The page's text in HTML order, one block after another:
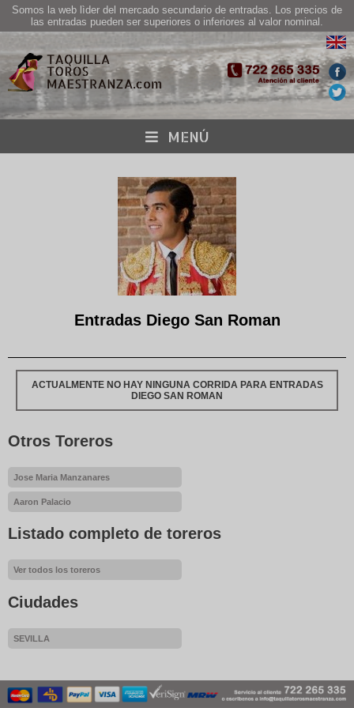
Somos la web lìder del mercado secundario de entradas. Los precios de
las entradas pueden ser superiores o inferiores al valor nominal.
MENÚ
Entradas Diego San Roman
ACTUALMENTE NO HAY NINGUNA CORRIDA PARA ENTRADAS
DIEGO SAN ROMAN
Otros Toreros
Jose Maria Manzanares
Aaron Palacio
Listado completo de toreros
Ver todos los toreros
Ciudades
SEVILLA